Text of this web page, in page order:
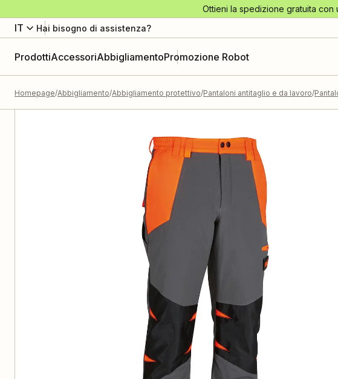
Ottieni la spedizione gratuita con
IT Hai bisogno di assistenza?
ProdottiAccessoriAbbigliamentoPromozione Robot
Homepage Abbigliamento Abbigliamento protettivo Pantaloni antitaglio e da lavoro